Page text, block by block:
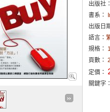
出版社：
書系：
出版日
語言：
規格：
頁數：
定價：
關鍵字：